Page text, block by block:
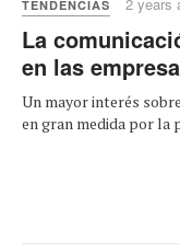
TENDENCIAS
La
en las
Un mayor interés
en gran medida por la